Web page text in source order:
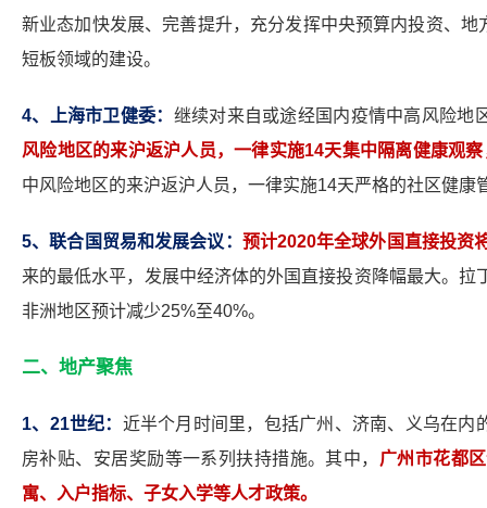
新业态加快发展、完善提升，充分发挥中央预算内投资、
短板领域的建设。
4、上海市卫健委： 继续对来自或途经国内疫情中高风险地
风险地区的来沪返沪人员，一律实施14天集中隔离健康观
中风险地区的来沪返沪人员，一律实施14天严格的社区健康
5、联合国贸易和发展会议： 预计2020年全球外国直接投资
来的最低水平，发展中经济体的外国直接投资降幅最大。
非洲地区预计减少25%至40%。
二、地产聚焦
1、21世纪： 近半个月时间里，包括广州、济南、义乌在
房补贴、安居奖励等一系列扶持措施。其中， 广州市花都
寓、入户指标、子女入学等人才政策。